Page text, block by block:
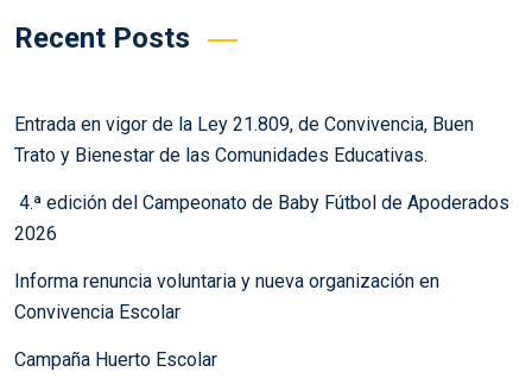
Recent Posts
Entrada en vigor de la Ley 21.809, de Convivencia, Buen
Trato y Bienestar de las Comunidades Educativas.
4.ª edición del Campeonato de Baby Fútbol de Apoderados
2026
Informa renuncia voluntaria y nueva organización en
Convivencia Escolar
Campaña Huerto Escolar